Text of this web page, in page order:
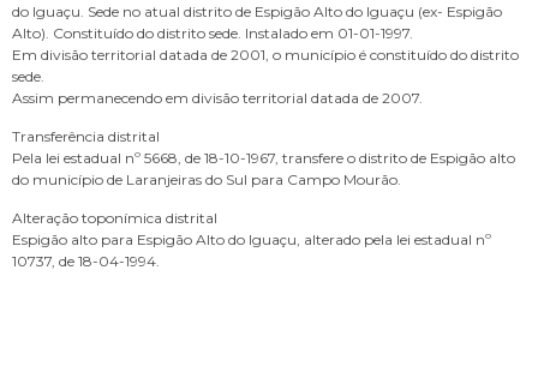
do Iguaçu. Sede no atual distrito de Espigão Alto do Iguaçu (ex- Espigão
Alto). Constituído do distrito sede. Instalado em 01-01-1997.
Em divisão territorial datada de 2001, o município é constituído do distrito
sede.
Assim permanecendo em divisão territorial datada de 2007.
Transferência distrital
Pela lei estadual nº 5668, de 18-10-1967, transfere o distrito de Espigão alto
do município de Laranjeiras do Sul para Campo Mourão.
Alteração toponímica distrital
Espigão alto para Espigão Alto do Iguaçu, alterado pela lei estadual nº
10737, de 18-04-1994.